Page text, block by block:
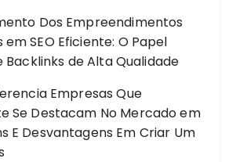
Dos Empreendimentos
emSEO Eficiente: O Papel
Backlinks de Alta Qualidade
Empresas Que
Se Destacam No Mercadoem
E Desvantagens Em Criar Um